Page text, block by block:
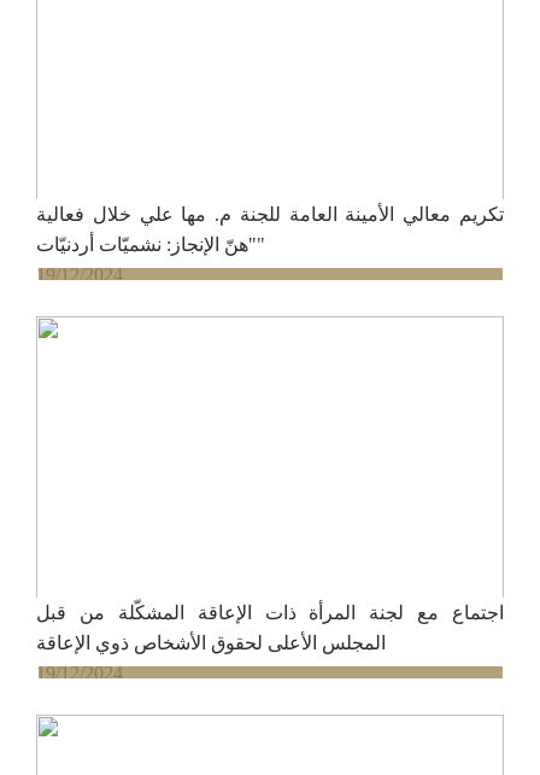
تكريم معالي الأمينة العامة للجنة م. مها علي خلال فعالية
"هنّ الإنجاز: نشميّات أردنيّات"
19/12/2024
اجتماع مع لجنة المرأة ذات الإعاقة المشكّلة من قبل
المجلس الأعلى لحقوق الأشخاص ذوي الإعاقة
19/12/2024